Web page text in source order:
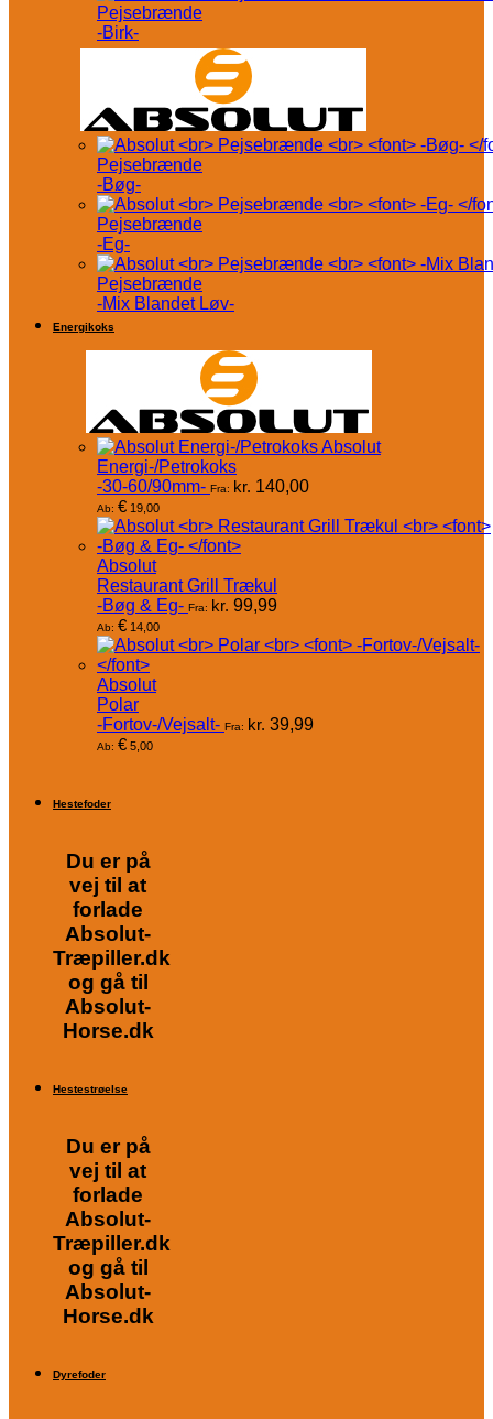
Pejsebrænde
-Birk-
Pejsebrænde
-Bøg-
Pejsebrænde
-Eg-
Pejsebrænde
-Mix Blandet Løv-
Energikoks
Absolut
Energi-/Petrokoks
-30-60/90mm- Fra: kr. 140,00
Ab: € 19,00
Absolut
Restaurant Grill Trækul
-Bøg & Eg- Fra: kr. 99,99
Ab: € 14,00
Absolut
Polar
-Fortov-/Vejsalt- Fra: kr. 39,99
Ab: € 5,00
Hestefoder
Du er på
vej til at
forlade
Absolut-
Træpiller.dk
og gå til
Absolut-
Horse.dk
Hestestrøelse
Du er på
vej til at
forlade
Absolut-
Træpiller.dk
og gå til
Absolut-
Horse.dk
Dyrefoder